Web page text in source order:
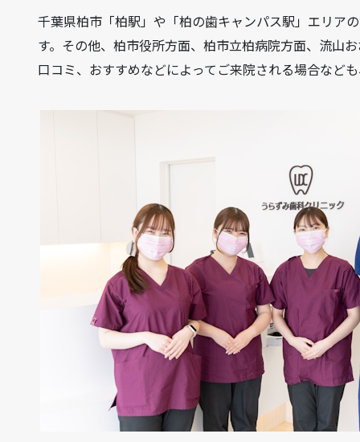
千葉県柏市「柏駅」や「柏の歯キャンパス駅」エリア
す。その他、柏市役所方面、柏市立柏病院方面、流山
口コミ、おすすめなどによってご来院される場合など